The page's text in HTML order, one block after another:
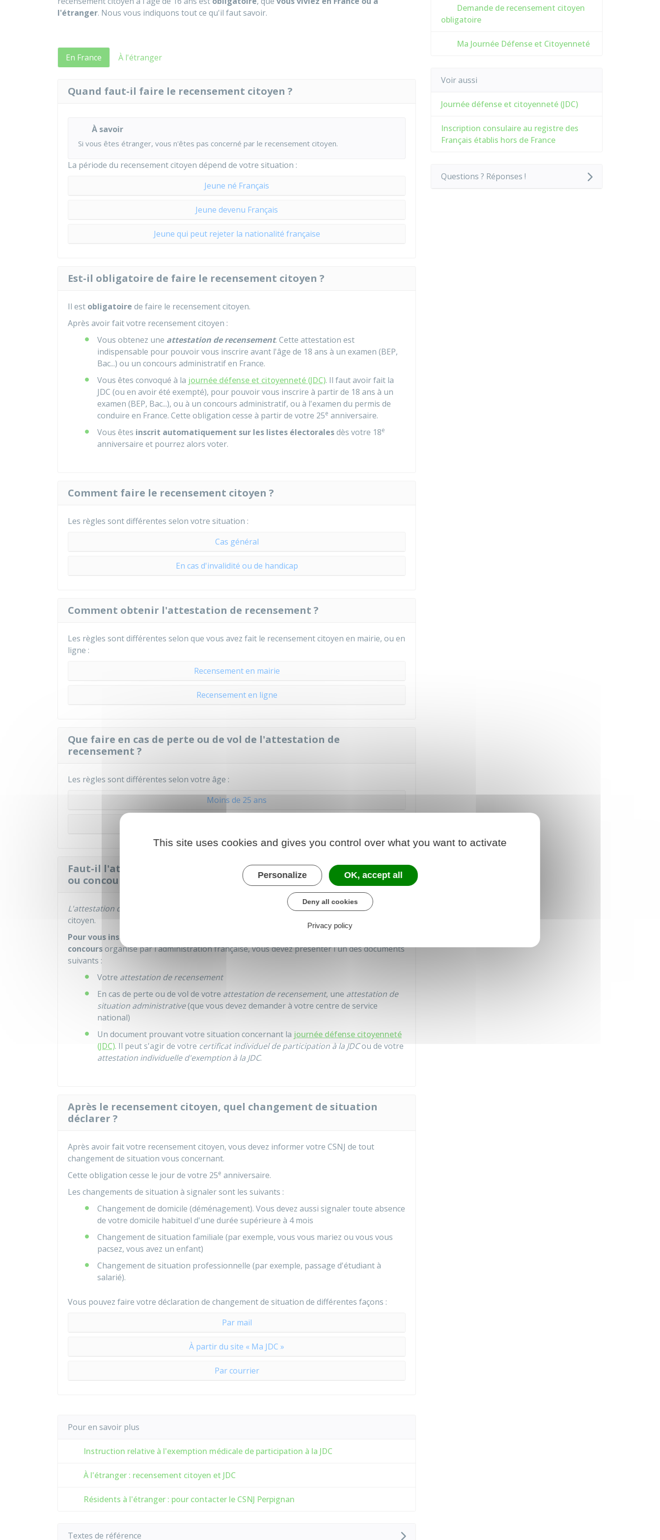
l'étranger. Nous vous indiquons tout ce qu'il faut savoir.
En France À l'étranger
Quand faut-il faire le recensement citoyen ?
À savoir
Si vous êtes étranger, vous n'êtes pas concerné par le recensement citoyen.
La période du recensement citoyen dépend de votre situation :
Jeune né Français
Jeune devenu Français
Jeune qui peut rejeter la nationalité française
Est-il obligatoire de faire le recensement citoyen ?
Il est obligatoire de faire le recensement citoyen.
Après avoir fait votre recensement citoyen :
Vous obtenez une attestation de recensement. Cette attestation est
indispensable pour pouvoir vous inscrire avant l'âge de 18 ans à un examen (BEP,
Bac...) ou un concours administratif en France.
Vous êtes convoqué à la journée défense et citoyenneté (JDC). Il faut avoir fait la
JDC (ou en avoir été exempté), pour pouvoir vous inscrire à partir de 18 ans à un
examen (BEP, Bac...), ou à un concours administratif, ou à l'examen du permis de
conduire en France. Cette obligation cesse à partir de votre 25e anniversaire.
Vous êtes inscrit automatiquement sur les listes électoralesdès votre 18e
anniversaire et pourrez alors voter.
Comment faire le recensement citoyen ?
Les règles sont différentes selon votre situation :
Cas général
En cas d'invalidité ou de handicap
Comment obtenir l'attestation de recensement ?
Les règles sont différentes selon que vous avez fait le recensement citoyen en mairie, ou en
ligne :
Recensement en mairie
Recensement en ligne
Que faire en cas de perte ou de vol de l'attestation de
recensement ?
Les règles sont différentes selon votre âge :
Moins de 25 ans
Faut-il l'attestation de recensement pour s'inscrire à un examen
ou concours ?
L'attestation de recensement
vous sert à prouver que vous avez fait votre recensement
citoyen.
Pour vous inscrire avant l'âge de 18 ans à un examen (BEP, baccalauréat...) ou
concoursorganisé par l'administration française, vous devez présenter l'un des documents
suivants :
Votre attestation de recensement
En cas de perte ou de vol de votre attestation de recensement, une attestation de
situation administrative(que vous devez demander à votre centre de service
national)
Un document prouvant votre situation concernant la journée défense citoyenneté
(JDC). Il peut s'agir de votre certificat individuel de participation à la JDCou de votre
attestation individuelle d'exemption à la JDC.
Après le recensement citoyen, quel changement de situation
déclarer ?
Après avoir fait votre recensement citoyen, vous devez informer votre CSNJ de tout
changement de situation vous concernant.
Cette obligation cesse le jour de votre 25e anniversaire.
Les changements de situation à signaler sont les suivants :
Changement de domicile (déménagement). Vous devez aussi signaler toute absence
de votre domicile habituel d'une durée supérieure à 4 mois
Changement de situation familiale (par exemple, vous vous mariez ou vous vous
pacsez, vous avez un enfant)
Changement de situation professionnelle (par exemple, passage d'étudiant à
salarié).
Vous pouvez faire votre déclaration de changement de situation de différentes façons :
Par mail
À partir du site « Ma JDC »
Par courrier
Pour en savoir plus
Instruction relative à l'exemption médicale de participation à la JDC
À l'étranger : recensement citoyen et JDC
Résidents à l'étranger : pour contacter le CSNJ Perpignan
Textes de référence
Demande de recensement citoyen
obligatoire
Ma Journée Défense et Citoyenneté
Voir aussi
Journée défense et citoyenneté (JDC)
Inscription consulaire au registre des
Français établis hors de France
Questions ? Réponses !
This site uses cookies and gives you control over what you want to activate
Personalize OK, accept all
Deny all cookies
Privacy policy